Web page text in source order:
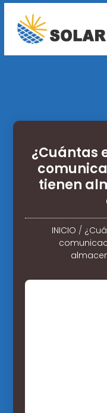
¿Cuántas
tienen
INICIO /